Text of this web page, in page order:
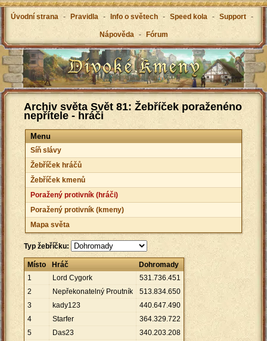
Úvodní strana - Pravidla - Info o světech - Speed kola - Support -
Nápověda - Fórum
Archiv světa Svět 81: Žebříček poraženéno
nepřítele - hráči
Menu
Síň slávy
Žebříček hráčů
Žebříček kmenů
Poražený protivník (hráči)
Poražený protivník (kmeny)
Mapa světa
Typ žebříčku:
Místo Hráč
Dohromady
1
Lord Cygork 531.736.451
2
Nepřekonatelný Proutník 513.834.650
3
kady123 440.647.490
4
Starfer 364.329.722
5
Das23 340.203.208